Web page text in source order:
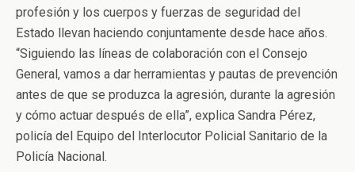
profesión y los cuerpos y fuerzas de seguridad del
Estado llevan haciendo conjuntamente desde hace años.
“Siguiendo las líneas de colaboración con el Consejo
General, vamos a dar herramientas y pautas de prevención
antes de que se produzca la agresión, durante la agresión
y cómo actuar después de ella”, explica Sandra Pérez,
policía del Equipo del Interlocutor Policial Sanitario de la
Policía Nacional.